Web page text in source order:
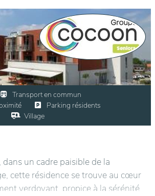
Transport en commun
Parking résidents
Village
un cadre paisible de la
cette résidence se trouve au cœur
verdoyant, propice à la sérénité